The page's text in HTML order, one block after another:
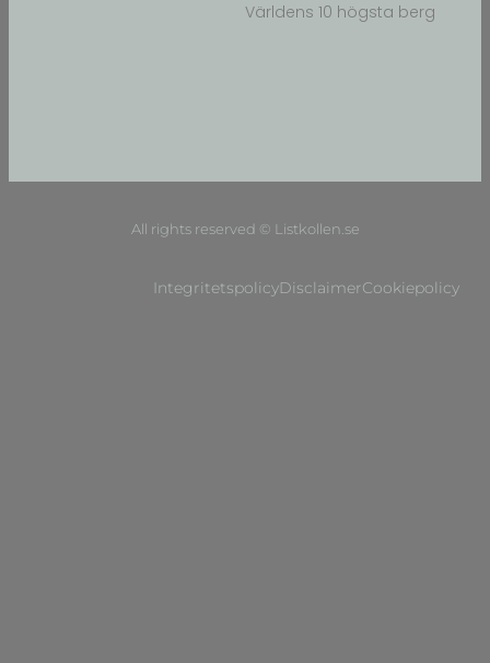
Världens 10 högsta berg
All rights reserved © Listkollen.se
IntegritetspolicyDisclaimerCookiepolicy